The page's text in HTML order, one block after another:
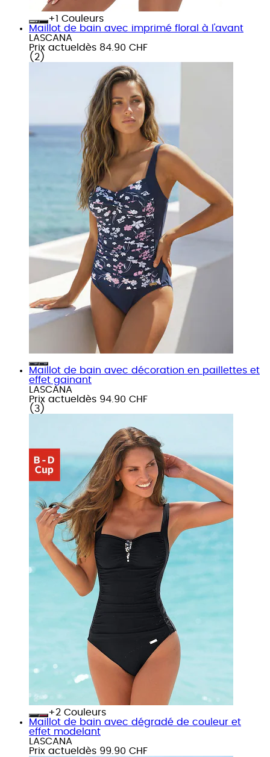
+
Couleurs
Maillot de bain avec imprimé floral à l'avant
LASCANA
Prix actuel dès 84.90 CHF
( 2 )
Maillot de bain avec décoration en paillettes et
effet gainant
LASCANA
Prix actuel dès 94.90 CHF
( 3 )
+
Couleurs
Maillot de bain avec dégradé de couleur et
effet modelant
LASCANA
Prix actuel dès 99.90 CHF